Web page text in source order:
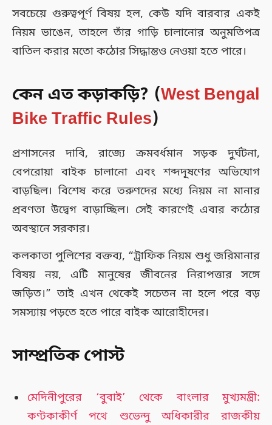
সবচেয়ে গুরুত্বপূর্ণ বিষয় হল, কেউ যদি বারবার একই
নিয়ম ভাঙেন, তাহলে তাঁর গাড়ি চালানোর অনুমতিপত্র
বাতিল করার মতো কঠোর সিদ্ধান্তও নেওয়া হতে পারে।
কেন এত কড়াকড়ি? (West Bengal
Bike Traffic Rules)
প্রশাসনের দাবি, রাজ্যে ক্রমবর্ধমান সড়ক দুর্ঘটনা,
বেপরোয়া বাইক চালানো এবং শব্দদূষণের অভিযোগ
বাড়ছিল। বিশেষ করে তরুণদের মধ্যে নিয়ম না মানার
প্রবণতা উদ্বেগ বাড়াচ্ছিল। সেই কারণেই এবার কঠোর
অবস্থানে সরকার।
কলকাতা পুলিশের বক্তব্য, “ট্রাফিক নিয়ম শুধু জরিমানার
বিষয় নয়, এটি মানুষের জীবনের নিরাপত্তার সঙ্গে
জড়িত।” তাই এখন থেকেই সচেতন না হলে পরে বড়
সমস্যায় পড়তে হতে পারে বাইক আরোহীদের।
সাম্প্রতিক পোস্ট
মেদিনীপুরের ‘বুবাই’ থেকে বাংলার মুখ্যমন্ত্রী:
কণ্টকাকীর্ণ পথে শুভেন্দু অধিকারীর রাজকীয়